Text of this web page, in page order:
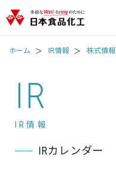
ホーム IR情報 株式情報
IR
IR情報
IRカレンダー